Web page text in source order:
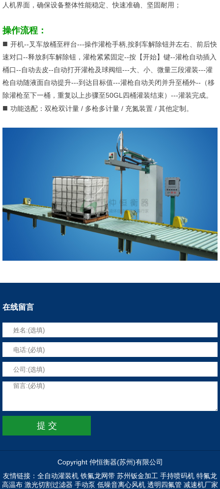
人机界面，确保设备整体性能稳定、快速准确、坚固耐用；
操作流程：
■ 开机--叉车放桶至秤台---操作灌枪手柄,按刹车解除钮并左右、前后快
速对口--释放刹车解除钮，灌枪紧紧固定--按【开始】键--灌枪自动插入
桶口--自动去皮--自动打开灌枪及球阀组---大、小、微量三段灌装---灌
枪自动随液面自动提升---到达目标值---灌枪自动关闭并升至桶外--（移
除灌枪至下一桶，重复以上步骤至50GL四桶灌装结束）---灌装完成。
■ 功能选配：双枪双计量 / 多枪多计量 / 充氮装置 / 其他定制。
在线留言
Copyright 仲恒衡器(苏州)有限公司
友情链接： 全自动灌装机 铁氟龙网带 苏州钣金加工 手持喷码机 特氟龙
高温布 激光切割过滤器 手动泵 低噪音离心风机 透明四氟管 减速机厂家